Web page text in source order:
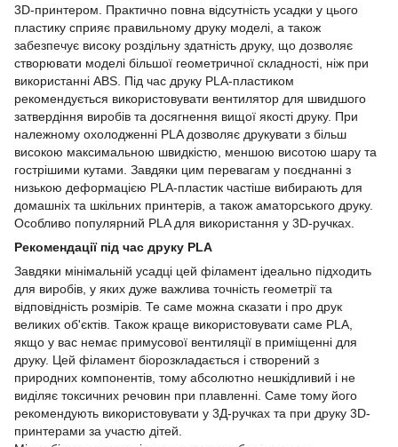
3D-принтером. Практично повна відсутність усадки у цього
пластику сприяє правильному друку моделі, а також
забезпечує високу роздільну здатність друку, що дозволяє
створювати моделі більшої геометричної складності, ніж при
використанні ABS. Під час друку PLA-пластиком
рекомендується використовувати вентилятор для швидшого
затвердіння виробів та досягнення вищої якості друку. При
належному охолодженні PLA дозволяє друкувати з більш
високою максимальною швидкістю, меншою висотою шару та
гострішими кутами. Завдяки цим перевагам у поєднанні з
низькою деформацією PLA-пластик частіше вибирають для
домашніх та шкільних принтерів, а також аматорського друку.
Особливо популярний PLA для використання у 3D-ручках.
Рекомендації під час друку PLA
Завдяки мінімальній усадці цей філамент ідеально підходить
для виробів, у яких дуже важлива точність геометрії та
відповідність розмірів. Те саме можна сказати і про друк
великих об'єктів. Також краще використовувати саме PLA,
якщо у вас немає примусової вентиляції в приміщенні для
друку. Цей філамент біорозкладається і створений з
природних компонентів, тому абсолютно нешкідливий і не
виділяє токсичних речовин при плавленні. Саме тому його
рекомендують використовувати у 3Д-ручках та при друку 3D-
принтерами за участю дітей.